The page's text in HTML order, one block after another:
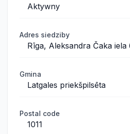
Aktywny
Adres siedziby
Rīga, Aleksandra Čaka
Gmina
Latgales priekšpilsēta
Postal code
1011